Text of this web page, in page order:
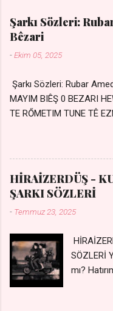
Şarkı Sözleri:
Bêzari
-Ekim 05, 2025
Şarkı Sözleri: Rubar
MAYIM BIÊŞ 0 BEZARI
TE RŐMETIM TUNE TÊ
Silinmis yarıda. Hasretin
Yaralı adamım.
kalbimde Bir sızı
dile şevên min Teng e
geceler Sensiz her
HİRAİZERDÜŞ -
ŞARKI SÖZLERİ
- Temmuz 23, 2025
SÖZLERİ
mı?
dünyayı